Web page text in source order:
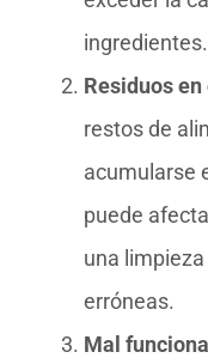
ingredientes.
Residuos
restos de
acumularse
puede
una
erróneas.
Mal